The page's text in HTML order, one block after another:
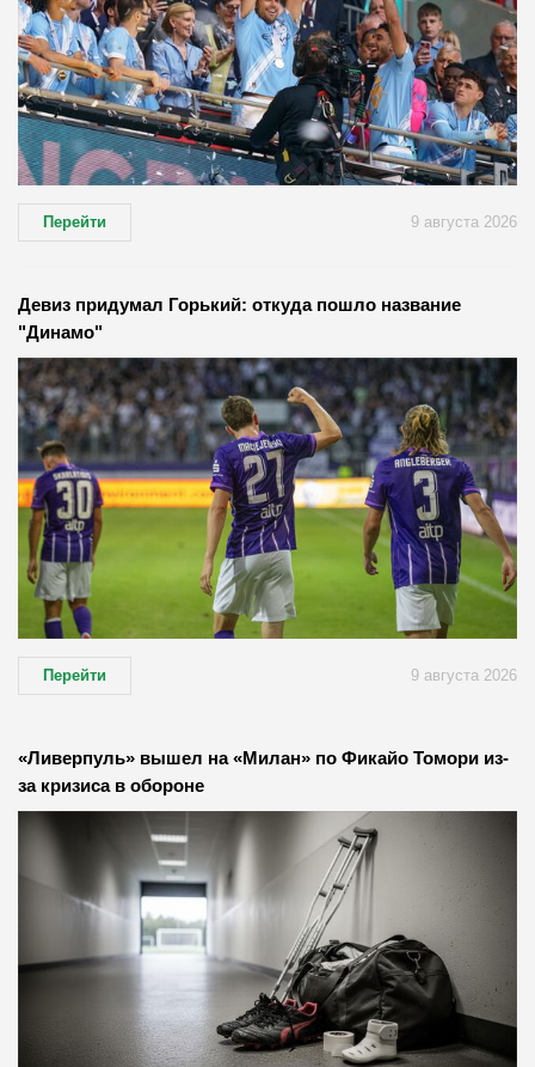
Перейти 9 августа 2026
Девиз придумал Горький: откуда пошло название
"Динамо"
Перейти 9 августа 2026
«Ливерпуль» вышел на «Милан» по Фикайо Томори из-
за кризиса в обороне